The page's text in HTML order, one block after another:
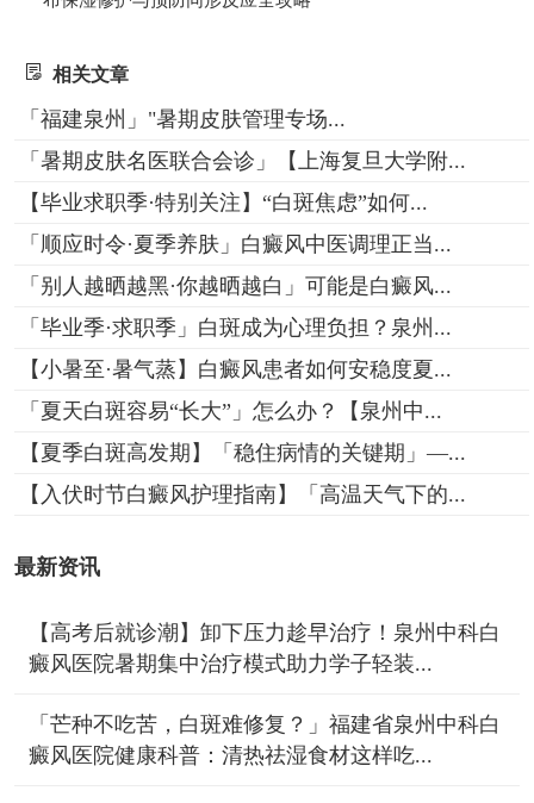
相关文章
「福建泉州」"暑期皮肤管理专场...
「暑期皮肤名医联合会诊」【上海复旦大学附...
【毕业求职季·特别关注】“白斑焦虑”如何...
「顺应时令·夏季养肤」白癜风中医调理正当...
「别人越晒越黑·你越晒越白」可能是白癜风...
「毕业季·求职季」白斑成为心理负担？泉州...
【小暑至·暑气蒸】白癜风患者如何安稳度夏...
「夏天白斑容易“长大”」怎么办？【泉州中...
【夏季白斑高发期】「稳住病情的关键期」—...
【入伏时节白癜风护理指南】「高温天气下的...
最新资讯
【高考后就诊潮】卸下压力趁早治疗！泉州中科白
癜风医院暑期集中治疗模式助力学子轻装...
「芒种不吃苦，白斑难修复？」福建省泉州中科白
癜风医院健康科普：清热祛湿食材这样吃...